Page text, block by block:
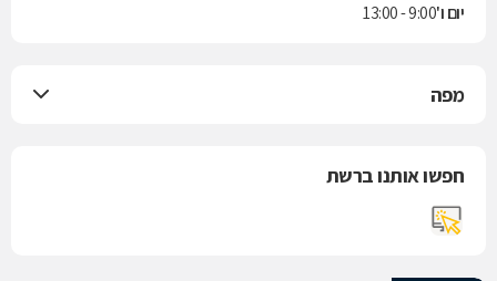
יום ו'9:00 - 13:00
מפה
חפשו אותנו ברשת